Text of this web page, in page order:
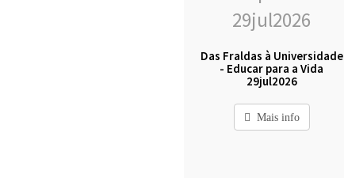
Das Fraldas à Universidade
- Educar para a Vida
29jul2026
Mais info